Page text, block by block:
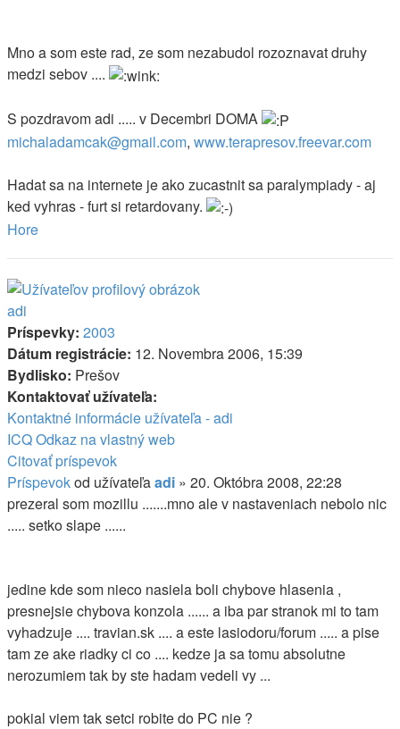
Mno a som este rad, ze som nezabudol rozoznavat druhy
medzi sebov ....
S pozdravom adi ..... v Decembri DOMA
michaladamcak@gmail.com, www.terapresov.freevar.com
Hadat sa na internete je ako zucastnit sa paralympiady - aj
ked vyhras - furt si retardovany.
Hore
adi
Príspevky: 2003
Dátum registrácie: 12. Novembra 2006, 15:39
Bydlisko: Prešov
Kontaktovať užívateľa:
Kontaktné informácie užívateľa - adi
ICQOdkaz na vlastný web
Citovať príspevok
Príspevokod užívateľaadi » 20. Októbra 2008, 22:28
prezeral som mozillu .......mno ale v nastaveniach nebolo nic
..... setko slape ......
jedine kde som nieco nasiela boli chybove hlasenia ,
presnejsie chybova konzola ...... a iba par stranok mi to tam
vyhadzuje .... travian.sk .... a este lasiodoru/forum ..... a pise
tam ze ake riadky ci co .... kedze ja sa tomu absolutne
nerozumiem tak by ste hadam vedeli vy ...
pokial viem tak setci robite do PC nie ?